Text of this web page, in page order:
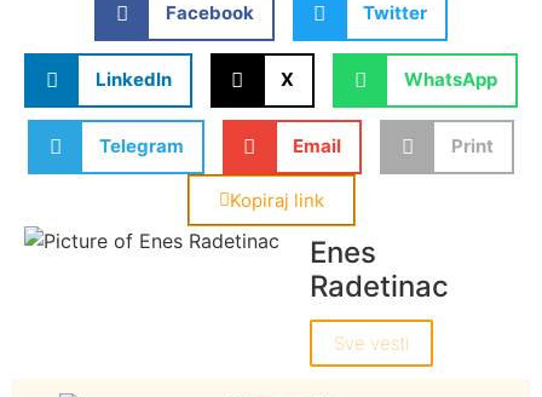
Facebook Twitter
LinkedIn X WhatsApp
Telegram Email Print
Kopiraj link
Enes
Radetinac
Sve vesti